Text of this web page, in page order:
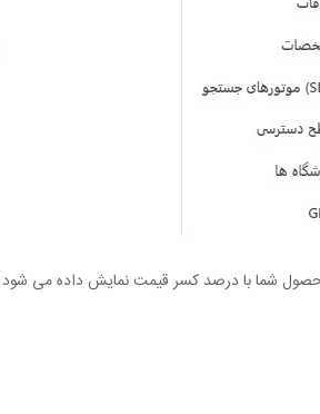
محصول شما با درصد کسر قیمت نمایش داده می شود